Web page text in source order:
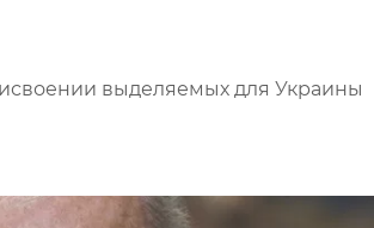
выделяемых для Украины